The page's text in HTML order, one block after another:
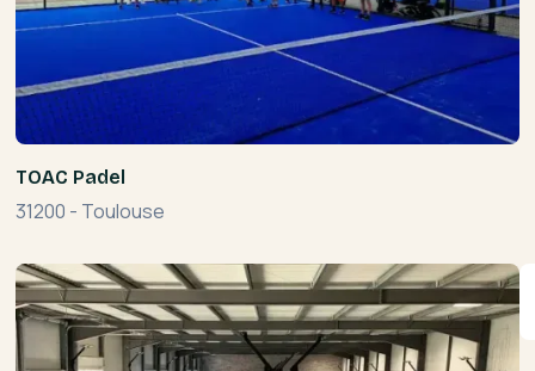
TOAC Padel
31200 - Toulouse